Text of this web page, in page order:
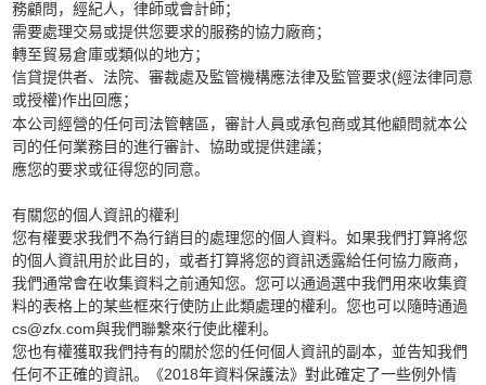
務顧問，經紀人，律師或會計師；
需要處理交易或提供您要求的服務的協力廠商；
轉至貿易倉庫或類似的地方；
信貸提供者、法院、審裁處及監管機構應法律及監管要求(經法律同意
或授權)作出回應；
本公司經營的任何司法管轄區，審計人員或承包商或其他顧問就本公
司的任何業務目的進行審計、協助或提供建議；
應您的要求或征得您的同意。
有關您的個人資訊的權利
您有權要求我們不為行銷目的處理您的個人資料。如果我們打算將您
的個人資訊用於此目的，或者打算將您的資訊透露給任何協力廠商，
我們通常會在收集資料之前通知您。您可以通過選中我們用來收集資
料的表格上的某些框來行使防止此類處理的權利。您也可以隨時通過
cs@zfx.com與我們聯繫來行使此權利。
您也有權獲取我們持有的關於您的任何個人資訊的副本，並告知我們
任何不正確的資訊。《2018年資料保護法》對此確定了一些例外情